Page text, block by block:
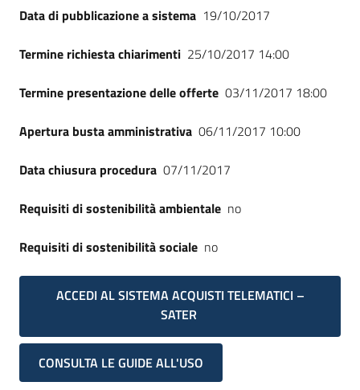
Data di pubblicazione a sistema 19/10/2017
Termine richiesta chiarimenti 25/10/2017 14:00
Termine presentazione delle offerte 03/11/2017 18:00
Apertura busta amministrativa 06/11/2017 10:00
Data chiusura procedura 07/11/2017
Requisiti di sostenibilità ambientale no
Requisiti di sostenibilità sociale no
ACCEDI AL SISTEMA ACQUISTI TELEMATICI –
SATER
CONSULTA LE GUIDE ALL'USO